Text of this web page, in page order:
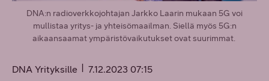
DNA:n radioverkkojohtajan Jarkko Laarin mukaan 5G voi
mullistaa yritys- ja yhteisömaailman. Siellä myös 5G:n
aikaansaamat ympäristövaikutukset ovat suurimmat.
DNA Yrityksille 7.12.2023 07:15